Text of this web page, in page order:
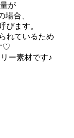
が
場合、
びます。
れているため
♡
ー素材です♪